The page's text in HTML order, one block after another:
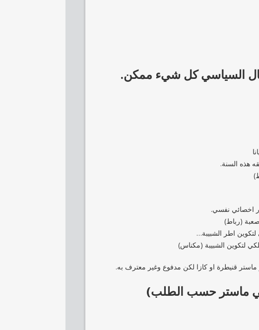
السياسي كل شيء ممكن.
هذه السنة.
اخصائي نفسي.
(رباط)
اطر الشبيبة…
لتكوين الشبيبة (مكناس)
قنيطرة او كازا لكن مدفوع وغير معترف به.
شي ماستر حسب الطلب)